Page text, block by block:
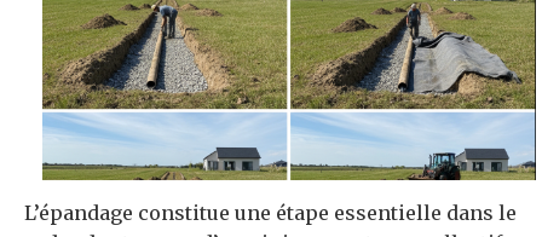
L’épandage constitue une étape essentielle dans le